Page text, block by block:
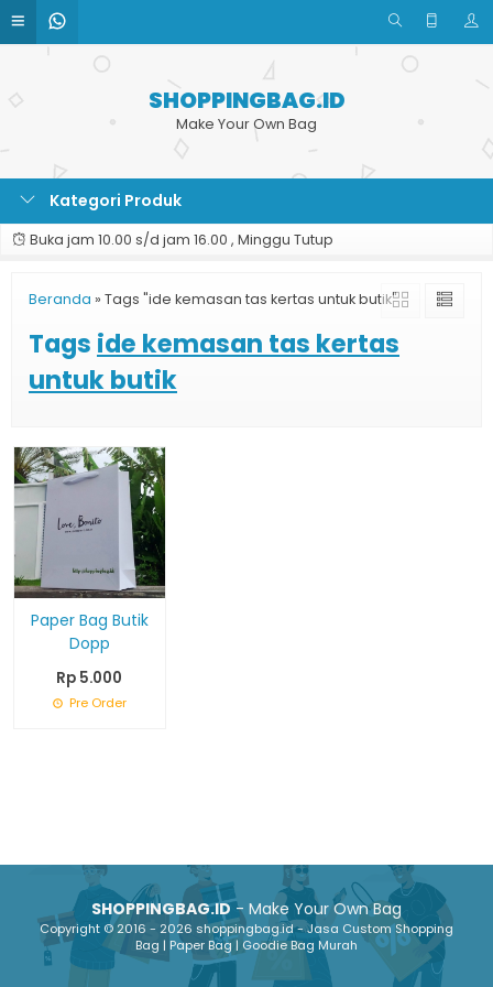
SHOPPINGBAG.ID
Make Your Own Bag
Kategori Produk
Buka jam 10.00 s/d jam 16.00 , Minggu Tutup
Beranda » Tags "ide kemasan tas kertas untuk butik"
Tags ide kemasan tas kertas
untuk butik
Paper Bag Butik
Dopp
Rp 5.000
Pre Order
SHOPPINGBAG.ID- Make Your Own Bag
Copyright © 2016 - 2026 shoppingbag.id - Jasa Custom Shopping
Bag | Paper Bag | Goodie Bag Murah